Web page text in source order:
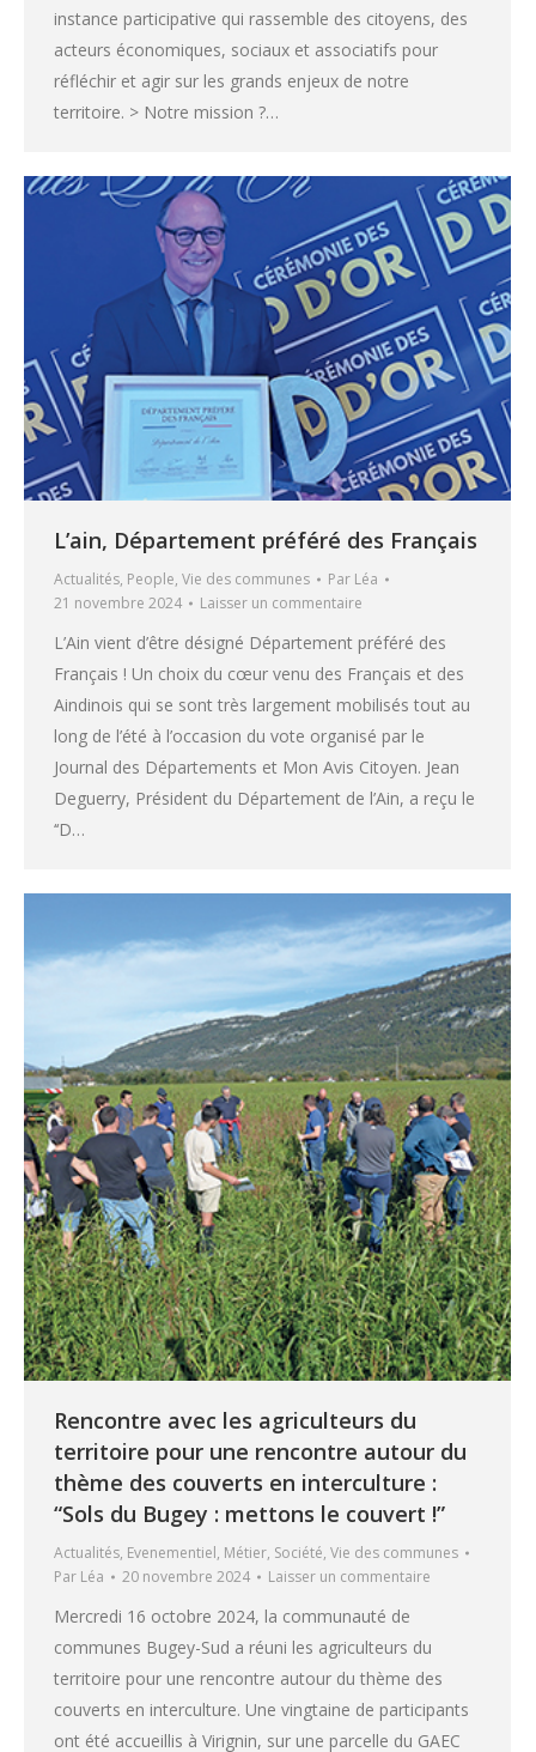
instance participative qui rassemble des citoyens, des
acteurs économiques, sociaux et associatifs pour
réfléchir et agir sur les grands enjeux de notre
territoire. > Notre mission ?…
L’ain, Département préféré des Français
Actualités, People, Vie des communes Par Léa
21 novembre 2024
Laisser un commentaire
L’Ain vient d’être désigné Département préféré des
Français ! Un choix du cœur venu des Français et des
Aindinois qui se sont très largement mobilisés tout au
long de l’été à l’occasion du vote organisé par le
Journal des Départements et Mon Avis Citoyen. Jean
Deguerry, Président du Département de l’Ain, a reçu le
‘‘D…
Rencontre avec les agriculteurs du
territoire pour une rencontre autour du
thème des couverts en interculture :
“Sols du Bugey : mettons le couvert !”
Actualités, Evenementiel, Métier, Société, Vie des communes
Par Léa 20 novembre 2024 Laisser un commentaire
Mercredi 16 octobre 2024, la communauté de
communes Bugey-Sud a réuni les agriculteurs du
territoire pour une rencontre autour du thème des
couverts en interculture. Une vingtaine de participants
ont été accueillis à Virignin, sur une parcelle du GAEC